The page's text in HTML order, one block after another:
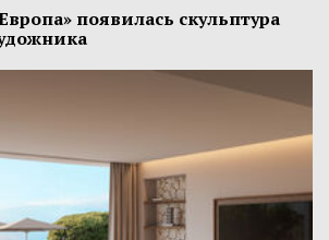
появилась скульптура